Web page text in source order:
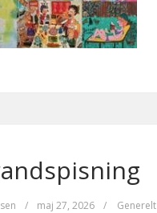
/ maj 27, 2026 / Generelt